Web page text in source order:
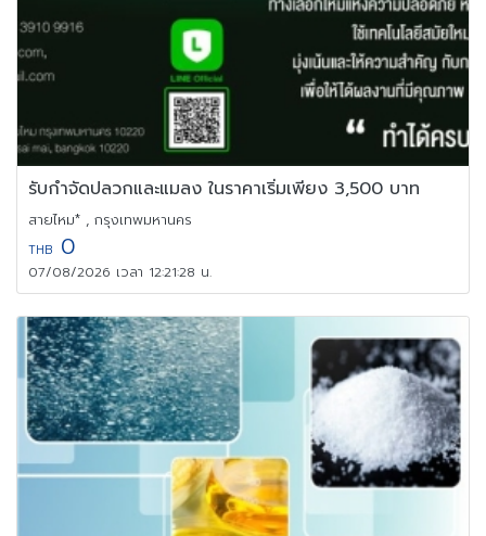
รับกำจัดปลวกและแมลง ในราคาเริ่มเพียง 3,500 บาท
สายไหม* , กรุงเทพมหานคร
THB 0
07/08/2026 เวลา 12:21:28 น.